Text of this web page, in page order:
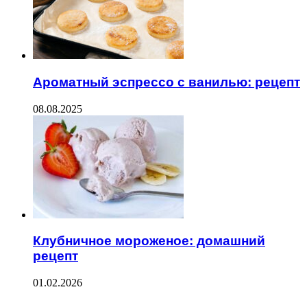
Ароматный эспрессо с ванилью: рецепт
08.08.2025
Клубничное мороженое: домашний
рецепт
01.02.2026